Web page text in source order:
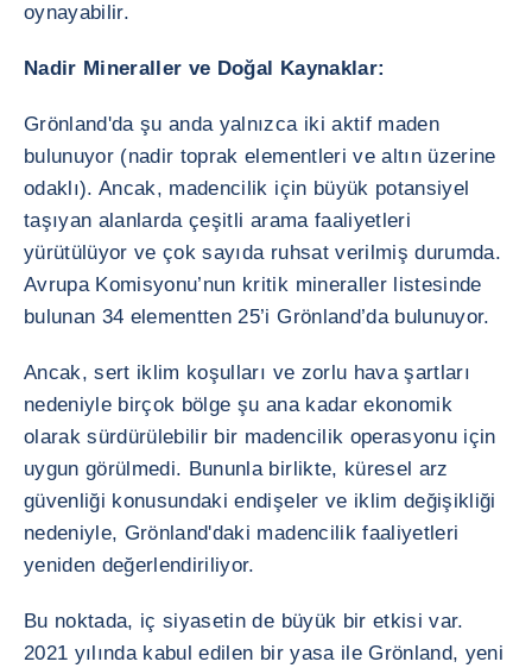
oynayabilir.
Nadir Mineraller ve Doğal Kaynaklar:
Grönland'da şu anda yalnızca iki aktif maden
bulunuyor (nadir toprak elementleri ve altın üzerine
odaklı). Ancak, madencilik için büyük potansiyel
taşıyan alanlarda çeşitli arama faaliyetleri
yürütülüyor ve çok sayıda ruhsat verilmiş durumda.
Avrupa Komisyonu’nun kritik mineraller listesinde
bulunan 34 elementten 25’i Grönland’da bulunuyor.
Ancak, sert iklim koşulları ve zorlu hava şartları
nedeniyle birçok bölge şu ana kadar ekonomik
olarak sürdürülebilir bir madencilik operasyonu için
uygun görülmedi. Bununla birlikte, küresel arz
güvenliği konusundaki endişeler ve iklim değişikliği
nedeniyle, Grönland'daki madencilik faaliyetleri
yeniden değerlendiriliyor.
Bu noktada, iç siyasetin de büyük bir etkisi var.
2021 yılında kabul edilen bir yasa ile Grönland, yeni